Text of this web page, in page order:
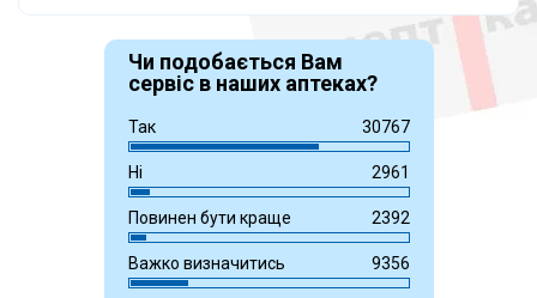
Чи подобається Вам
сервіс в наших аптеках?
Так 30767
Ні 2961
Повинен бути краще 2392
Важко визначитись 9356